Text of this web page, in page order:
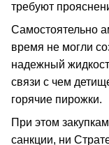
требуют
Самостоятельно
время не могли
надежный
связи с чем
горячие пирожки.
При этом
санкции, ни